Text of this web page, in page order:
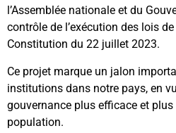
l’Assemblée nationale et du
contrôle de l’exécution des lois
Constitution du 22 juillet 2023.
Ce projet marque un jalon
institutions dans notre pays, en
gouvernance plus efficace et
population.